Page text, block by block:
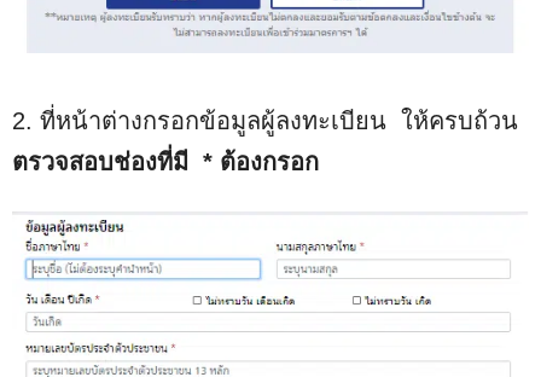
2. ที่หน้าต่างกรอกข้อมูลผู้ลงทะเบียน ให้ครบถ้วน
ตรวจสอบช่องที่มี * ต้องกรอก